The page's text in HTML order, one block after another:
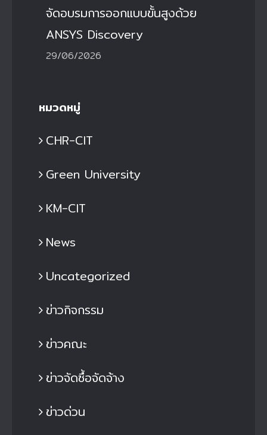
จัดอบรมการออกแบบขั้นสูงด้วย
ANSYS Discovery
29/06/2026
หมวดหมู่
CHR-CIT
Green University
KM-CIT
News
Uncategorized
ข่าวกิจกรรม
ข่าวคณะ
ข่าวจัดซื้อจัดจ้าง
ข่าวด่วน